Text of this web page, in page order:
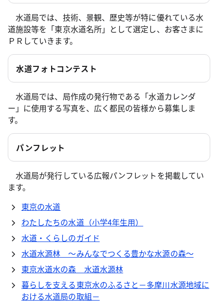
水道局では、技術、景観、歴史等が特に優れている水
道施設等を「東京水道名所」として選定し、お客さまに
ＰＲしていきます。
水道フォトコンテスト
水道局では、局作成の発行物である「水道カレンダ
ー」に使用する写真を、広く都民の皆様から募集しま
す。
パンフレット
水道局が発行している広報パンフレットを掲載してい
ます。
東京の水道
わたしたちの水道（小学4年生用）
水道・くらしのガイド
水道水源林 ～みんなでつくる豊かな水源の森～
東京水道水の森 水道水源林
暮らしを支える東京水のふるさと－多摩川水源地域に
おける水道局の取組－